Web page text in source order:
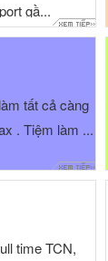
gầ...
tất cả càng
. Tiệm làm ...
time TCN,